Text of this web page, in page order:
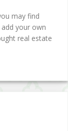
may find
your own
real estate